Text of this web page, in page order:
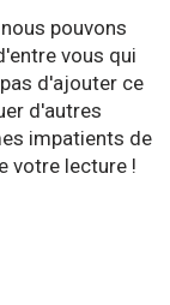
pouvons
vous qui
d'ajouter ce
d'autres
impatients de
votre lecture !